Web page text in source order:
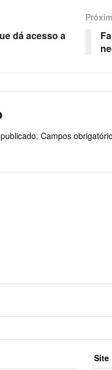
dá acesso a
Campos
Site